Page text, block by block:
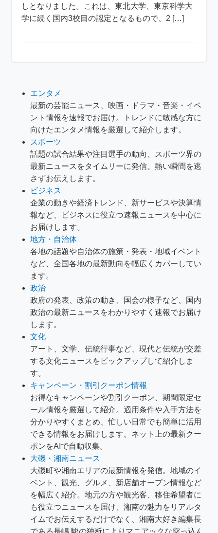
しとなりました。これは、東北大学、東京科学大
学に続く国内3校目の認定となるもので、2 […]
エンタメ
最新の芸能ニュース、映画・ドラマ・音楽・イベ
ント情報を速報でお届け。トレンドに敏感な方に
向けたエンタメ情報を厳選して紹介します。
スポーツ
話題の試合結果や注目選手の動向、スポーツ界の
最新ニュースをタイムリーに発信。熱い瞬間を逃
さずお伝えします。
ビジネス
企業の動きや経済トレンド、新サービスや決算情
報など、ビジネスに役立つ速報ニュースを中心に
お届けします。
地方・自治体
各地の話題や自治体の施策・発表・地域イベント
など、全国各地の最新動向を幅広くカバーしてい
ます。
政治
政府の発表、政策の動き、国会の様子など、国内
政治の最新ニュースをわかりやすく速報でお届け
します。
文化
アート、文学、伝統行事など、現代と伝統が交差
する文化ニュースをピックアップして紹介しま
す。
キャンペーン・割引クーポン情報
お得なキャンペーンや割引クーポン、期間限定セ
ール情報を厳選して紹介。適用条件や入手方法を
分かりやすくまとめ、忙しい日常でも簡単に活用
できる情報をお届けします。ネット上の最新クー
ポンをAIで自動収集。
大磯・湘南ニュース
大磯町や湘南エリアの最新情報を発信。地域のイ
ベント、観光、グルメ、新店舗オープン情報など
を幅広く紹介。地元の方や観光客、移住希望者に
も役立つニュースを届け、湘南の魅力をリアルタ
イムでお伝えするだけでなく、湘南大好き編集長